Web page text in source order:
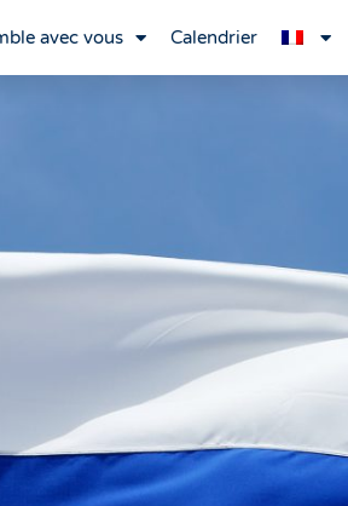
avec vous Calendrier